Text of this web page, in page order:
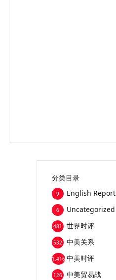
分类目录
English Report
9
Uncategorized
6
世界时评
481
中美关系
532
中美时评
1,416
中美贸易战
126